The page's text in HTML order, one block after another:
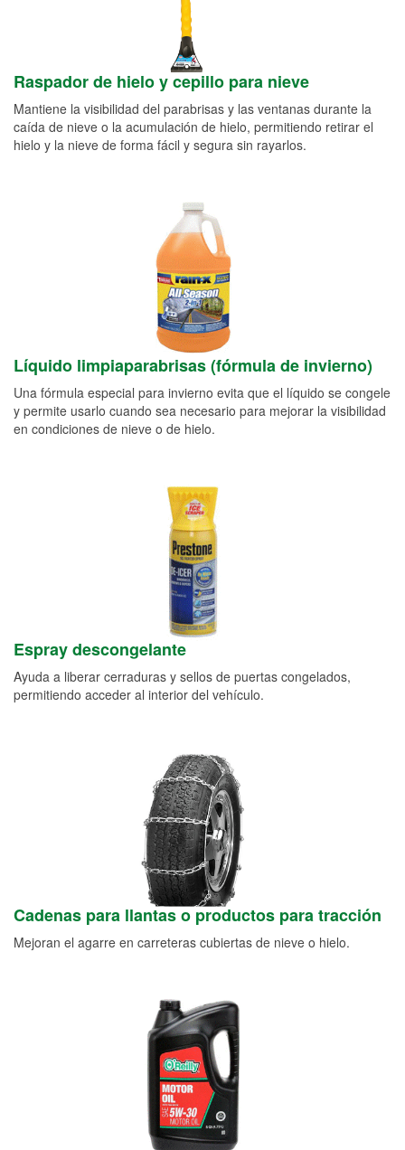
Raspador de hielo y cepillo para nieve
Mantiene la visibilidad del parabrisas y las ventanas durante la
caída de nieve o la acumulación de hielo, permitiendo retirar el
hielo y la nieve de forma fácil y segura sin rayarlos.
Líquido limpiaparabrisas (fórmula de invierno)
Una fórmula especial para invierno evita que el líquido se congele
y permite usarlo cuando sea necesario para mejorar la visibilidad
en condiciones de nieve o de hielo.
Espray descongelante
Ayuda a liberar cerraduras y sellos de puertas congelados,
permitiendo acceder al interior del vehículo.
Cadenas para llantas o productos para tracción
Mejoran el agarre en carreteras cubiertas de nieve o hielo.